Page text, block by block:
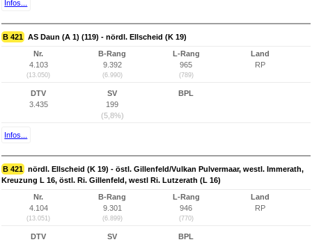
Infos...
B 421 AS Daun (A 1) (119) - nördl. Ellscheid (K 19)
Nr.
4.103
(13.050)
B-Rang
9.392
(6.990)
L-Rang
965
(789)
Land
RP
DTV
3.435
SV
199
(5,8%)
BPL
Infos...
B 421 nördl. Ellscheid (K 19) - östl. Gillenfeld/Vulkan Pulvermaar, westl. Immerath,
Kreuzung L 16, östl. Ri. Gillenfeld, westl Ri. Lutzerath (L 16)
Nr.
4.104
(13.051)
B-Rang
9.301
(6.899)
L-Rang
946
(770)
Land
RP
DTV
SV
BPL